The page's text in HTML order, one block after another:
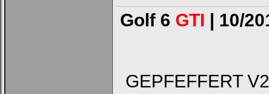
Golf 6 GTI | 10/
GEPFEFFERT